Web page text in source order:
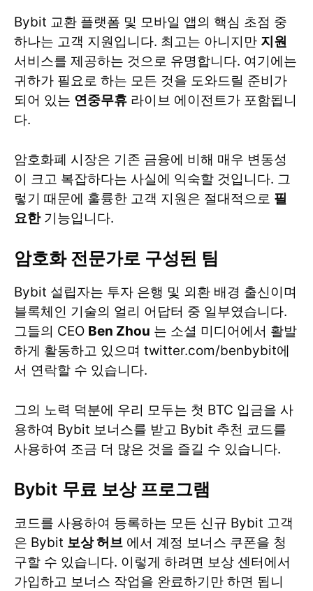
Bybit 교환 플랫폼 및 모바일 앱의 핵심 초점 중
하나는 고객 지원입니다. 최고는 아니지만 지원
서비스를 제공하는 것으로 유명합니다. 여기에는
귀하가 필요로 하는 모든 것을 도와드릴 준비가
되어 있는 연중무휴 라이브 에이전트가 포함됩니
다.
암호화폐 시장은 기존 금융에 비해 매우 변동성
이 크고 복잡하다는 사실에 익숙할 것입니다. 그
렇기 때문에 훌륭한 고객 지원은 절대적으로 필
요한기능입니다.
암호화 전문가로 구성된 팀
Bybit 설립자는 투자 은행 및 외환 배경 출신이며
블록체인 기술의 얼리 어답터 중 일부였습니다.
그들의 CEO Ben Zhou 는 소셜 미디어에서 활발
하게 활동하고 있으며 twitter.com/benbybit에
서 연락할 수 있습니다.
그의 노력 덕분에 우리 모두는 첫 BTC 입금을 사
용하여 Bybit 보너스를 받고 Bybit 추천 코드를
사용하여 조금 더 많은 것을 즐길 수 있습니다.
Bybit 무료 보상 프로그램
코드를 사용하여 등록하는 모든 신규 Bybit 고객
은 Bybit 보상 허브 에서 계정 보너스 쿠폰을 청
구할 수 있습니다. 이렇게 하려면 보상 센터에서
가입하고 보너스 작업을 완료하기만 하면 됩니